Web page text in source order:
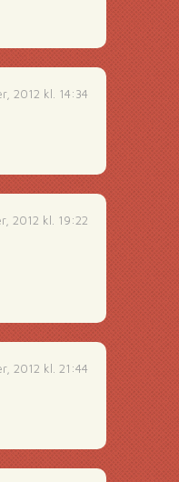
2012 kl. 14:34
2012 kl. 19:22
2012 kl. 21:44